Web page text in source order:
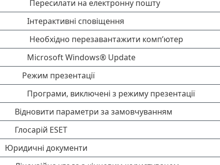
Пересилати на електронну пошту
Інтерактивні сповіщення
Необхідно перезавантажити комп’ютер
Microsoft Windows® Update
Режим презентації
Програми, виключені з режиму презентації
Відновити параметри за замовчуванням
Глосарій ESET
Юридичні документи